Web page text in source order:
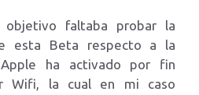
faltaba probar la
esta Beta respecto a la
ha activado por fin
Wifi, la cual en mi caso